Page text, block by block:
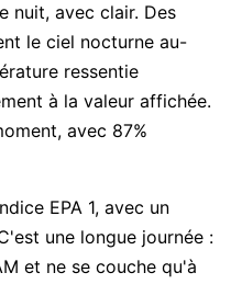
nuit, avec clair. Des
le ciel nocturne au-
ressentie
à la valeur affichée.
avec 87%
EPA 1, avec un
une longue journée :
et ne se couche qu'à